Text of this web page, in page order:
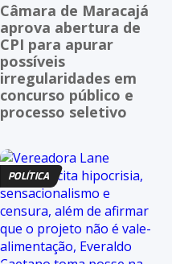
Câmara de Maracajá
aprova abertura de
CPI para apurar
possíveis
irregularidades em
concurso público e
processo seletivo
POLÍTICA